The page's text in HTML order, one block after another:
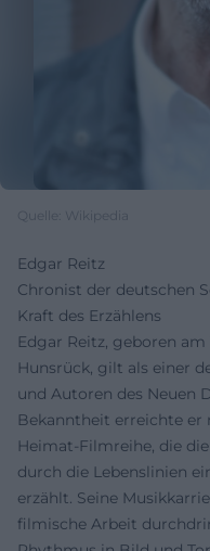
Quelle: Wikipedia
Edgar Reitz
Chronist der deutschen
Kraft des Erzählens
Edgar Reitz, geboren
Hunsrück, gilt als einer
und Autoren des Neuen
Bekanntheit erreichte
Heimat-Filmreihe, die
durch die Lebenslinien
erzählt. Seine
filmische Arbeit